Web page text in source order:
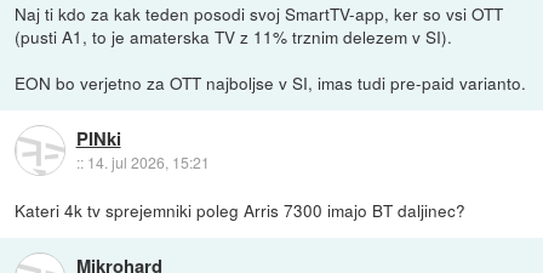
Naj ti kdo za kak teden posodi svoj SmartTV-app, ker so vsi OTT
(pusti A1, to je amaterska TV z 11% trznim delezem v SI).
EON bo verjetno za OTT najboljse v SI, imas tudi pre-paid varianto.
PINki
:: 14. jul 2026, 15:21
Kateri 4k tv sprejemniki poleg Arris 7300 imajo BT daljinec?
Mikrohard